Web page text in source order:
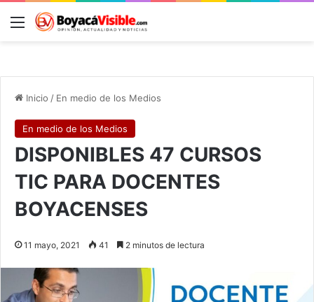
Menú
Inicio / En medio de los Medios
En medio de los Medios
DISPONIBLES 47 CURSOS
TIC PARA DOCENTES
BOYACENSES
11 mayo, 2021 41 2 minutos de lectura